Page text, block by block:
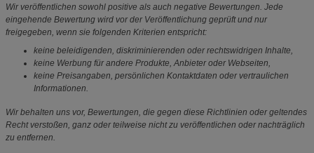
Wir veröffentlichen sowohl positive als auch negative Bewertungen. Jede
eingehende Bewertung wird vor der Veröffentlichung geprüft und nur
freigegeben, wenn sie folgenden Kriterien entspricht:
keine beleidigenden, diskriminierenden oder rechtswidrigen Inhalte,
keine Werbung für andere Produkte, Anbieter oder Webseiten,
keine Preisangaben, persönlichen Kontaktdaten oder vertraulichen
Informationen.
Wir behalten uns vor, Bewertungen, die gegen diese Richtlinien oder geltendes
Recht verstoßen, ganz oder teilweise nicht zu veröffentlichen oder nachträglich
zu entfernen.